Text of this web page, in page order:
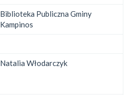
Biblioteka Publiczna Gminy
Kampinos
Natalia Włodarczyk